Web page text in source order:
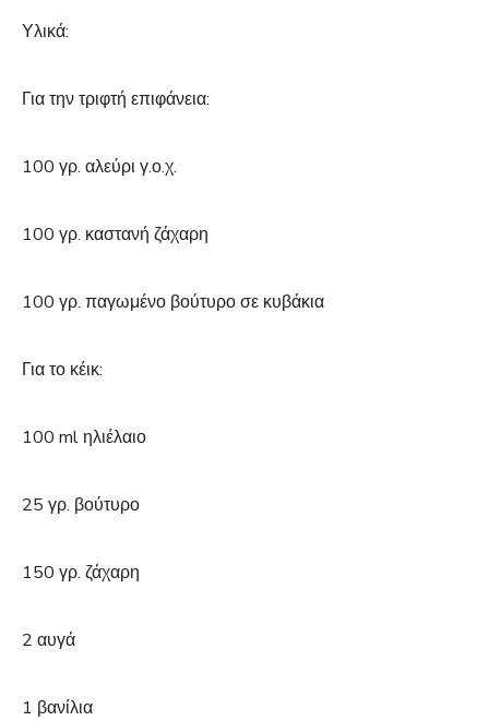
Υλικά:
Για την τριφτή επιφάνεια:
100 γρ. αλεύρι γ.ο.χ.
100 γρ. καστανή ζάχαρη
100 γρ. παγωμένο βούτυρο σε κυβάκια
Για το κέικ:
100 ml ηλιέλαιο
25 γρ. βούτυρο
150 γρ. ζάχαρη
2 αυγά
1 βανίλια